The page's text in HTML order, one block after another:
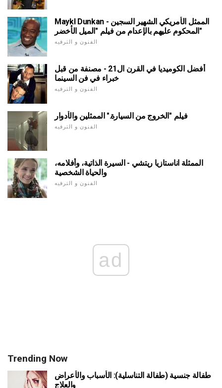
Maykl Dunkan - الممثل الأمريكي الشهير السجين
المحكوم عليهم بالإعدام من فيلم "الميل الأخضر"
الفنون و الترفيه
أفضل الكوميديا في القرن ال21 - مصنفة من قبل
خبراء في فن السينما
الفنون و الترفيه
فيلم "الخروج من السيارة." الممثلين والأدوار
الفنون و الترفيه
الممثلة اناستازيا ريتشي - السيرة الذاتية، وأفلامه،
والحياة الشخصية
الفنون و الترفيه
ad
Trending Now
طفالة جنسية (طفالة التناسلية): الأسباب والأعراض
والعلاج